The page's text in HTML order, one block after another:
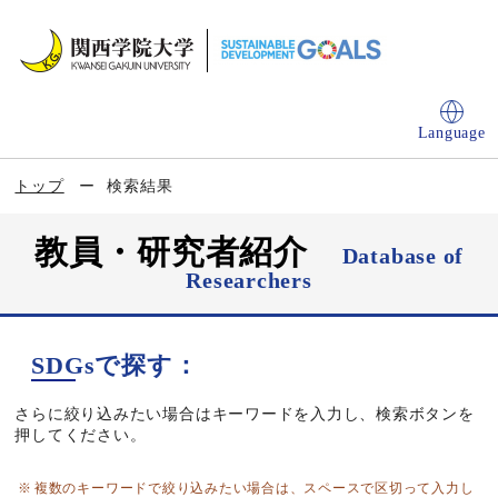
Language
トップ 検索結果
教員・研究者紹介
Database of
Researchers
SDGsで探す：
さらに絞り込みたい場合はキーワードを入力し、検索ボタンを
押してください。
複数のキーワードで絞り込みたい場合は、スペースで区切って入力し